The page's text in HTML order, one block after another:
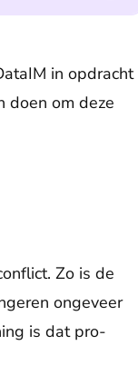
in opdracht
doen om deze
Zo is de
ongeveer
is dat pro-